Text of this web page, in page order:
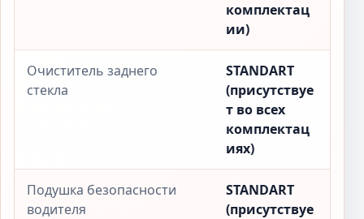
комплектац
ии)
Очиститель заднего
стекла
STANDART
(присутствуе
т во всех
комплектац
иях)
Подушка безопасности
водителя
STANDART
(присутствуе